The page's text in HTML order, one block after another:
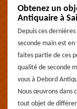
Obtenez un
Antiquaire à
Depuis ces
seconde main est
faites partie de ces
qualité de seconde
vous à Debord
Nous œuvrons dans
tout objet de